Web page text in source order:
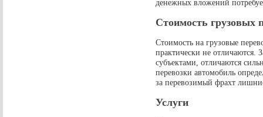
денежных вложений
Стоимость грузовых
Стоимость на грузовые
практически не отличаются.
субъектами, отличаются
перевозки автомобиль
за перевозимый фрахт
Услуги